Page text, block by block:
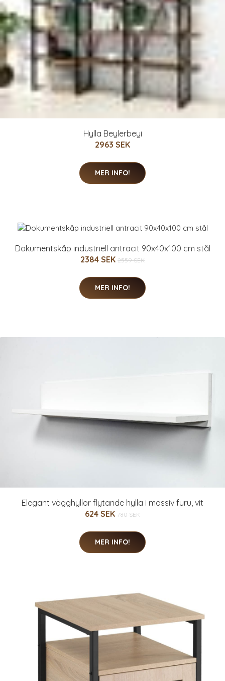
Hylla Beylerbeyi
2963 SEK
MER INFO!
Dokumentskåp industriell antracit 90x40x100 cm stål
2384 SEK 2559 SEK
MER INFO!
Elegant vägghyllor flytande hylla i massiv furu, vit
624 SEK 780 SEK
MER INFO!